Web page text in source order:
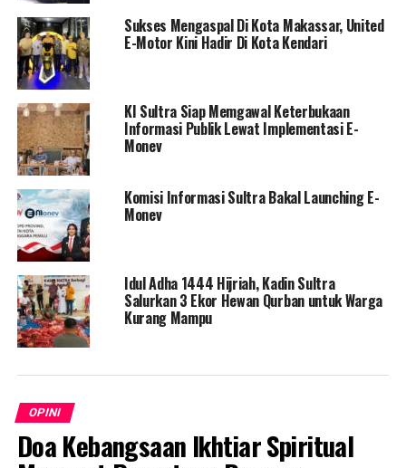
Lokakarya TOT tersebut dihadiri oleh 3 orang utusan
TKD setiap propinsi, dan dibuka serta ditutup oleh
Ketua Tim Kampanye Nasional (TKN) Erick Thohir dan
Sekretarisnya Hasto Kristianto .
Erick Thohir dalam sambutanya menyatakan, bahwa
setelah Lokakarya TOT ini, TKN dan TKD seluruh
Indonesia akan memperlihatkan taringnya, dalam
menyatukan langkah memenangkan pasangan Jokowi –
KH Makruf Amin. (Ikas)
Post Views:
Tampil Mengesankan di
Pertemuan SOM 14, Hugua
Sampaikan Hal ini
In "Rupa-rupa"
Sandiaga Hadir di Kendari,
Yudhi: Ini Energi Besar untuk
In "Rupa-rupa"
Melalui Rakernas, PHRI
Kepada Presiden
Sukses Mengaspal Di Kota Makassar, United
E-Motor Kini Hadir Di Kota Kendari
KI Sultra Siap Memgawal Keterbukaan
Informasi Publik Lewat Implementasi E-
Monev
Komisi Informasi Sultra Bakal Launching E-
Monev
Idul Adha 1444 Hijriah, Kadin Sultra
Salurkan 3 Ekor Hewan Qurban untuk Warga
Kurang Mampu
OPINI
Doa Kebangsaan Ikhtiar Spiritual